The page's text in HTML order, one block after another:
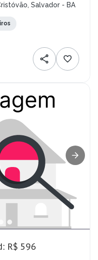
Salvador - BA
R$ 596